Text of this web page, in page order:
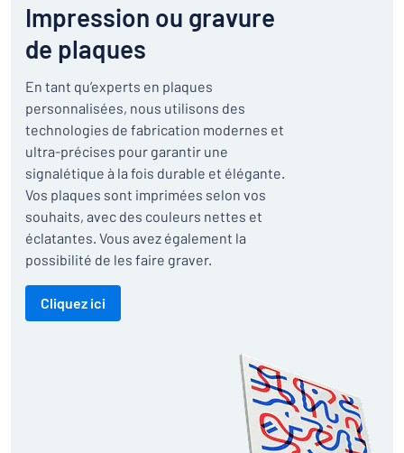
Impression ou gravure
de plaques
En tant qu’experts en plaques
personnalisées, nous utilisons des
technologies de fabrication modernes et
ultra-précises pour garantir une
signalétique à la fois durable et élégante.
Vos plaques sont imprimées selon vos
souhaits, avec des couleurs nettes et
éclatantes. Vous avez également la
possibilité de les faire graver.
Cliquez ici